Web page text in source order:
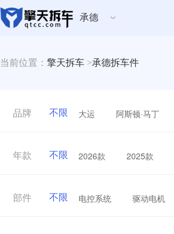
承德
当前位置： 擎天拆车 >承德拆车件
品牌 不限 大运 阿斯顿·马丁
年款 不限 2026款 2025款
部件 不限 电控系统 驱动电机